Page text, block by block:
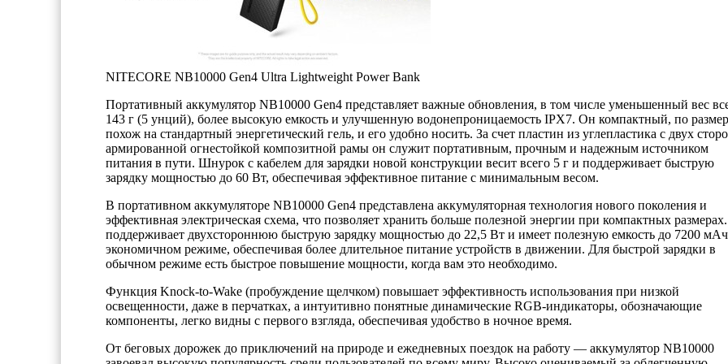
NITECORE NB10000 Gen4 Ultra Lightweight Power Bank
Портативный аккумулятор NB10000 Gen4 представляет важные обновления, в том числе уменьшенный вес
143 г (5 унций), более высокую емкость и улучшенную водонепроницаемость IPX7. Он компактный, по
похож на стандартный энергетический гель, и его удобно носить. За счет пластин из углепластика с двух
армированной огнестойкой композитной рамы он служит портативным, прочным и надежным источником
питания в пути. Шнурок с кабелем для зарядки новой конструкции весит всего 5 г и поддерживает быструю
зарядку мощностью до 60 Вт, обеспечивая эффективное питание с минимальным весом.
В портативном аккумуляторе NB10000 Gen4 представлена аккумуляторная технология нового поколения и
эффективная электрическая схема, что позволяет хранить больше полезной энергии при компактных
поддерживает двухстороннюю быструю зарядку мощностью до 22,5 Вт и имеет полезную емкость до 7200
экономичном режиме, обеспечивая более длительное питание устройств в движении. Для быстрой зарядки в
обычном режиме есть быстрое повышение мощности, когда вам это необходимо.
Функция Knock-to-Wake (пробуждение щелчком) повышает эффективность использования при низкой
освещенности, даже в перчатках, а интуитивно понятные динамические RGB-индикаторы, обозначающие
компоненты, легко видны с первого взгляда, обеспечивая удобство в ночное время.
От беговых дорожек до приключений на природе и ежедневных поездок на работу — аккумулятор NB10000